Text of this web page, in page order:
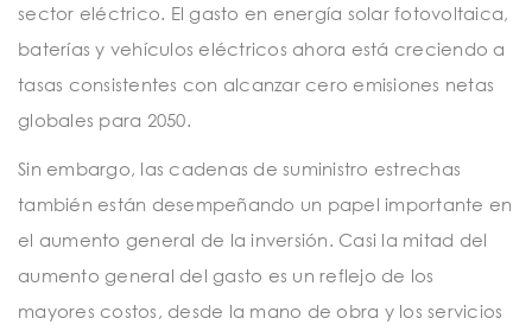
sector eléctrico. El gasto en energía solar fotovoltaica,
baterías y vehículos eléctricos ahora está creciendo a
tasas consistentes con alcanzar cero emisiones netas
globales para 2050.
Sin embargo, las cadenas de suministro estrechas
también están desempeñando un papel importante en
el aumento general de la inversión. Casi la mitad del
aumento general del gasto es un reflejo de los
mayores costos, desde la mano de obra y los servicios